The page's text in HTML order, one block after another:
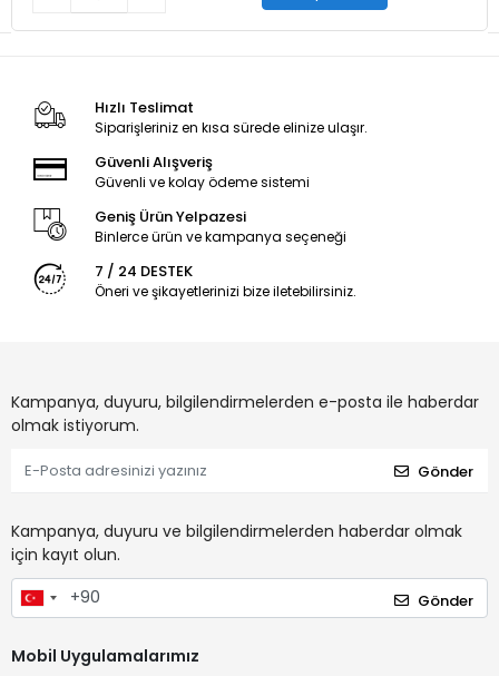
Hızlı Teslimat
Siparişleriniz en kısa sürede elinize ulaşır.
Güvenli Alışveriş
Güvenli ve kolay ödeme sistemi
Geniş Ürün Yelpazesi
Binlerce ürün ve kampanya seçeneği
7 / 24 DESTEK
Öneri ve şikayetlerinizi bize iletebilirsiniz.
Kampanya, duyuru, bilgilendirmelerden e-posta ile haberdar
olmak istiyorum.
Gönder
Kampanya, duyuru ve bilgilendirmelerden haberdar olmak
için kayıt olun.
Gönder
Mobil Uygulamalarımız